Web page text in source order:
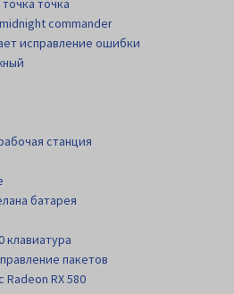
точка
commander
исправление ошибки
станция
батарея
клавиатура
пакетов
RX 580